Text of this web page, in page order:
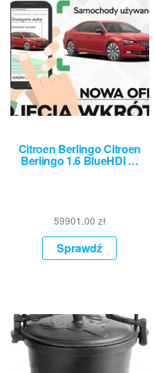
Citroen Berlingo Citroen
Berlingo 1.6 BlueHDI …
59901,00 zł
Sprawdź